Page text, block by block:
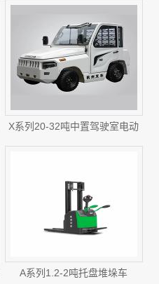
X系列20-32吨中置驾驶室电动
牵引车
A系列1.2-2吨托盘堆垛车